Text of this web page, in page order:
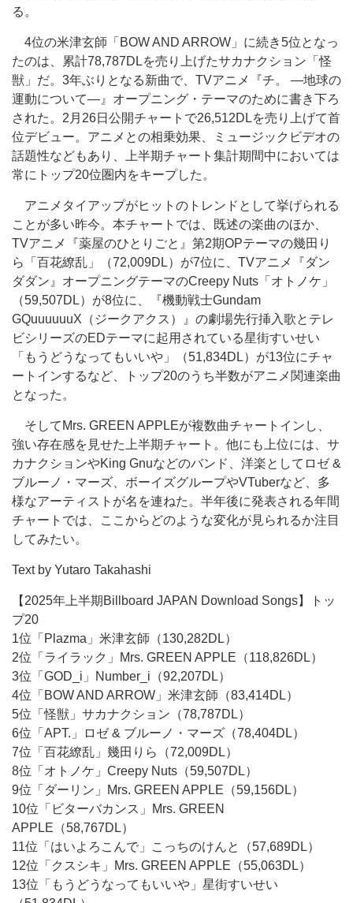
る。
4位の米津玄師「BOW AND ARROW」に続き5位となっ
たのは、累計78,787DLを売り上げたサカナクション「怪
獣」だ。3年ぶりとなる新曲で、TVアニメ『チ。 ―地球の
運動について―』オープニング・テーマのために書き下ろ
された。2月26日公開チャートで26,512DLを売り上げて首
位デビュー。アニメとの相乗効果、ミュージックビデオの
話題性などもあり、上半期チャート集計期間中においては
常にトップ20位圏内をキープした。
アニメタイアップがヒットのトレンドとして挙げられる
ことが多い昨今。本チャートでは、既述の楽曲のほか、
TVアニメ『薬屋のひとりごと』第2期OPテーマの幾田り
ら「百花繚乱」（72,009DL）が7位に、TVアニメ『ダン
ダダン』オープニングテーマのCreepy Nuts「オトノケ」
（59,507DL）が8位に、『機動戦士Gundam
GQuuuuuuX（ジークアクス）』の劇場先行挿入歌とテレ
ビシリーズのEDテーマに起用されている星街すいせい
「もうどうなってもいいや」（51,834DL）が13位にチャ
ートインするなど、トップ20のうち半数がアニメ関連楽曲
となった。
そしてMrs. GREEN APPLEが複数曲チャートインし、
強い存在感を見せた上半期チャート。他にも上位には、サ
カナクションやKing Gnuなどのバンド、洋楽としてロゼ &
ブルーノ・マーズ、ボーイズグループやVTuberなど、多
様なアーティストが名を連ねた。半年後に発表される年間
チャートでは、ここからどのような変化が見られるか注目
してみたい。
Text by Yutaro Takahashi
【2025年上半期Billboard JAPAN Download Songs】トッ
プ20
1位「Plazma」米津玄師（130,282DL）
2位「ライラック」Mrs. GREEN APPLE（118,826DL）
3位「GOD_i」Number_i（92,207DL）
4位「BOW AND ARROW」米津玄師（83,414DL）
5位「怪獣」サカナクション（78,787DL）
6位「APT.」ロゼ & ブルーノ・マーズ（78,404DL）
7位「百花繚乱」幾田りら（72,009DL）
8位「オトノケ」Creepy Nuts（59,507DL）
9位「ダーリン」Mrs. GREEN APPLE（59,156DL）
10位「ビターバカンス」Mrs. GREEN
APPLE（58,767DL）
11位「はいよろこんで」こっちのけんと（57,689DL）
12位「クスシキ」Mrs. GREEN APPLE（55,063DL）
13位「もうどうなってもいいや」星街すいせい